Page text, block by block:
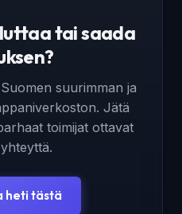
tai saada
suurimman ja
Jätä
toimijat ottavat
heti tästä